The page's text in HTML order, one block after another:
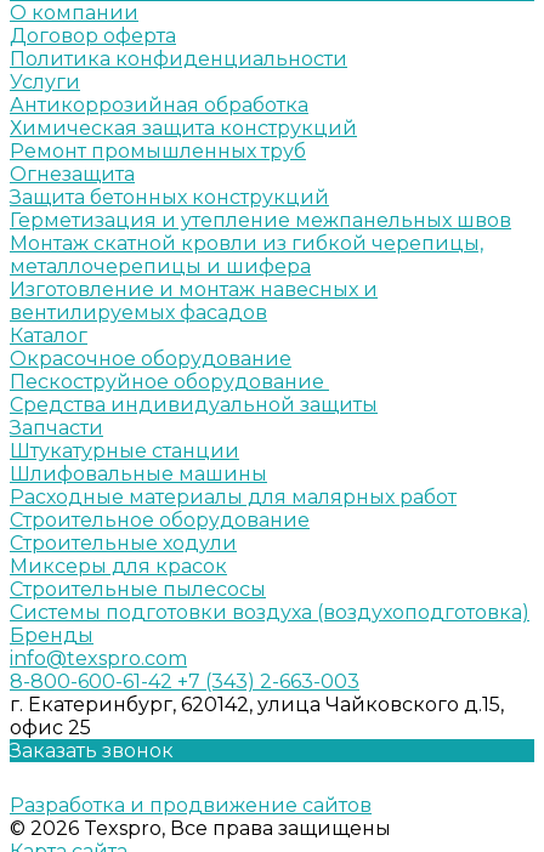
О компании
Договор оферта
Политика конфиденциальности
Услуги
Антикоррозийная обработка
Химическая защита конструкций
Ремонт промышленных труб
Огнезащита
Защита бетонных конструкций
Герметизация и утепление межпанельных швов
Монтаж скатной кровли из гибкой черепицы,
металлочерепицы и шифера
Изготовление и монтаж навесных и
вентилируемых фасадов
Каталог
Окрасочное оборудование
Пескоструйное оборудование
Средства индивидуальной защиты
Запчасти
Штукатурные станции
Шлифовальные машины
Расходные материалы для малярных работ
Строительное оборудование
Строительные ходули
Миксеры для красок
Строительные пылесосы
Системы подготовки воздуха (воздухоподготовка)
Бренды
info@texspro.com
8-800-600-61-42 +7 (343) 2-663-003
г. Екатеринбург, 620142, улица Чайковского д.15,
офис 25
Заказать звонок
Разработка и продвижение сайтов
© 2026 Texspro, Все права защищены